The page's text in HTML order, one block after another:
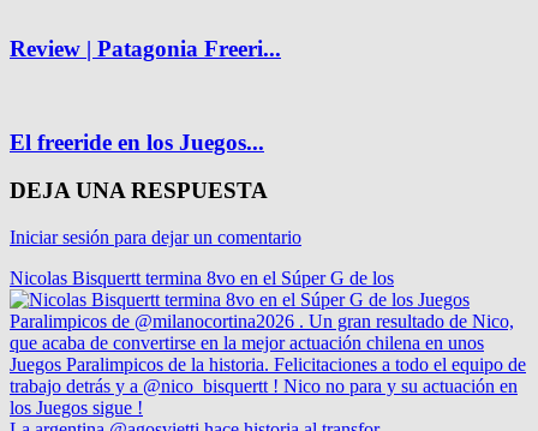
Review | Patagonia Freeri...
El freeride en los Juegos...
DEJA UNA RESPUESTA
Iniciar sesión para dejar un comentario
Nicolas Bisquertt termina 8vo en el Súper G de los